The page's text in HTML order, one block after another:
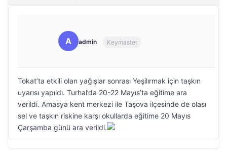
A admin Keymaster
Tokat’ta etkili olan yağışlar sonrası Yeşilırmak için taşkın
uyarısı yapıldı. Turhal’da 20-22 Mayıs’ta eğitime ara
verildi. Amasya kent merkezi ile Taşova ilçesinde de olası
sel ve taşkın riskine karşı okullarda eğitime 20 Mayıs
Çarşamba günü ara verildi.